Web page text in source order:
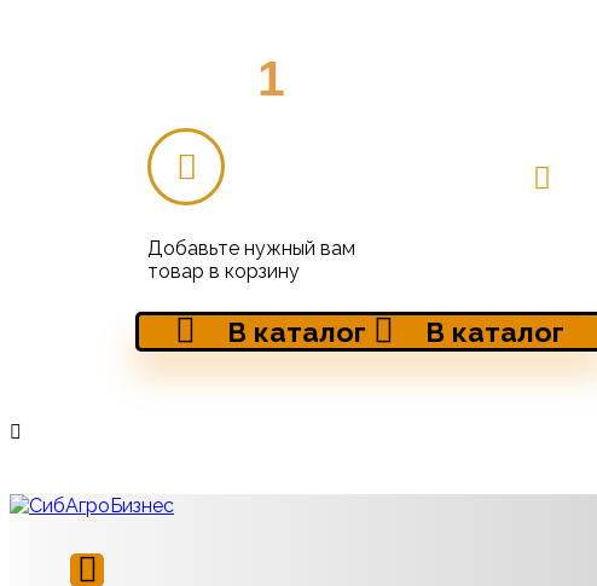
1
Добавьте нужный вам
товар в корзину
В каталог В каталог